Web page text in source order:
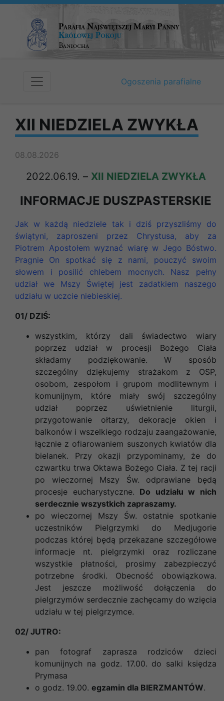
Ogoszenia parafialne
XII NIEDZIELA ZWYKŁA
08.08.2026
2022.06.19. – XII NIEDZIELA ZWYKŁA
INFORMACJE DUSZPASTERSKIE
Jak w każdą niedziele tak i dziś przyszliśmy do
świątyni, zaproszeni przez Chrystusa, aby za
Piotrem Apostołem wyznać wiarę w Jego Bóstwo.
Pragnie On spotkać się z nami, pouczyć swoim
słowem i posilić chlebem mocnych. Nasz pełny
udział we Mszy Świętej jest zadatkiem naszego
udziału w uczcie niebieskiej.
01/ DZIŚ:
wszystkim, którzy dali świadectwo wiary
poprzez udział w procesji Bożego Ciała
składamy podziękowanie. W sposób
szczególny dziękujemy strażakom z OSP,
osobom, zespołom i grupom modlitewnym i
komunijnym, które miały swój szczególny
udział poprzez uświetnienie liturgii,
przygotowanie ołtarzy, dekoracje okien i
balkonów i wszelkiego rodzaju zaangażowanie,
łącznie z ofiarowaniem suszonych kwiatów dla
bielanek. Przy okazji przypominamy, że do
czwartku trwa Oktawa Bożego Ciała. Z tej racji
po wieczornej Mszy Św. odprawiane będą
procesje eucharystyczne. Do udziału w nich
serdecznie wszystkich zapraszamy.
po wieczornej Mszy Św. ostatnie spotkanie
uczestników Pielgrzymki do Medjugorie
podczas której będą przekazane szczegółowe
informacje nt. pielgrzymki oraz rozliczane
wszystkie płatności, prosimy zabezpieczyć
potrzebne środki. Obecność obowiązkowa.
Jest jeszcze możliwość dołączenia do
pielgrzymów serdecznie zachęcamy do wzięcia
udziału w tej pielgrzymce.
02/ JUTRO:
pan fotograf zaprasza rodziców dzieci
komunijnych na godz. 17.00. do salki księdza
Prymasa
o godz. 19.00. egzamin dla BIERZMANTÓW.